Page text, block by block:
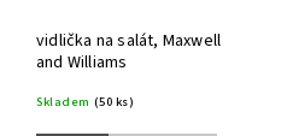
vidlička na salát, Maxwell
and Williams
Skladem (50 ks)